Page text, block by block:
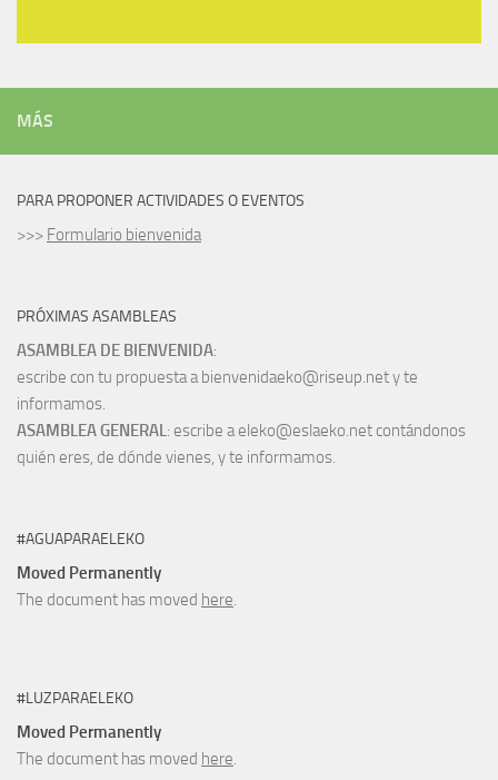
MÁS
PARA PROPONER ACTIVIDADES O EVENTOS
>>> Formulario bienvenida
PRÓXIMAS ASAMBLEAS
ASAMBLEA DE BIENVENIDA:
escribe con tu propuesta a bienvenidaeko@riseup.net y te
informamos.
ASAMBLEA GENERAL: escribe a eleko@eslaeko.net contándonos
quién eres, de dónde vienes, y te informamos.
#AGUAPARAELEKO
Moved Permanently
The document has moved here.
#LUZPARAELEKO
Moved Permanently
The document has moved here.